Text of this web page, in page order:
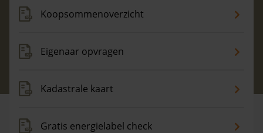
Koopsommenoverzicht
Eigenaar opvragen
Kadastrale kaart
Gratis energielabel check